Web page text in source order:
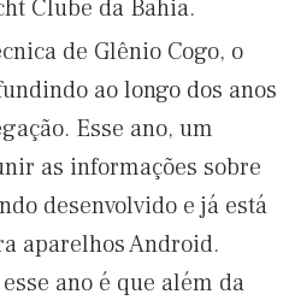
Clube da Bahia.
de Glênio Cogo, o
ao longo dos anos
Esse ano, um
as informações sobre
desenvolvido e já está
aparelhos Android.
ano é que além da